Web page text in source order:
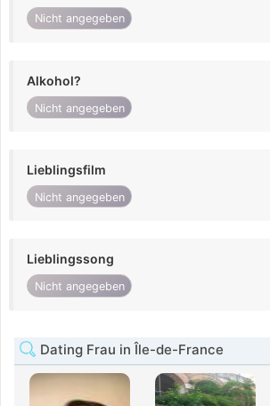
Nicht angegeben
Alkohol?
Nicht angegeben
Lieblingsfilm
Nicht angegeben
Lieblingssong
Nicht angegeben
Dating Frau in Île-de-France